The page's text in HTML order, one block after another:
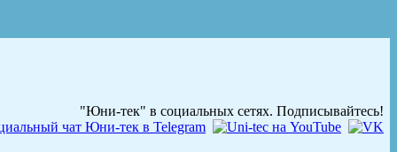
"Юни-тек" в социальных сетях. Подписывайтесь!